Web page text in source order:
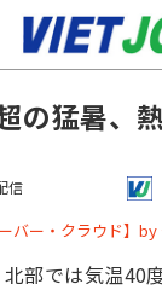
の猛暑、
信
バー・クラウド】
北部では気温40